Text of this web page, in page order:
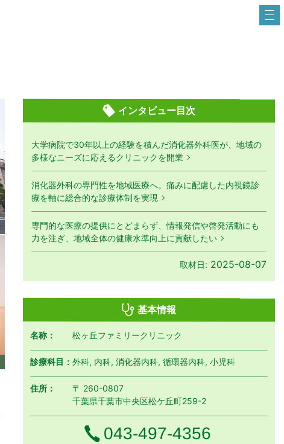
インタビュー目次
大学病院で30年以上の経験を積んだ消化器外科医が、地域の
多様なニーズに応えるクリニックを開業
消化器外科の専門性を地域医療へ。痛みに配慮した内視鏡診
療を軸に総合的な診療体制を実現
専門的な医療の提供にとどまらず、情報発信や啓発活動にも
力を注ぎ、地域全体の健康水準向上に貢献したい
取材日: 2025-08-07
基本情報
名称： 松ヶ丘ファミリークリニック
診療科目：外科, 内科, 消化器内科, 循環器内科, 小児科
住所：
〒 260-0807
千葉県千葉市中央区松ケ丘町259-2
電話番号
043-497-4356